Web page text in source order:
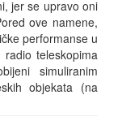
jer se upravo oni
ove namene,
performanse u
teleskopima
simuliranim
objekata (na